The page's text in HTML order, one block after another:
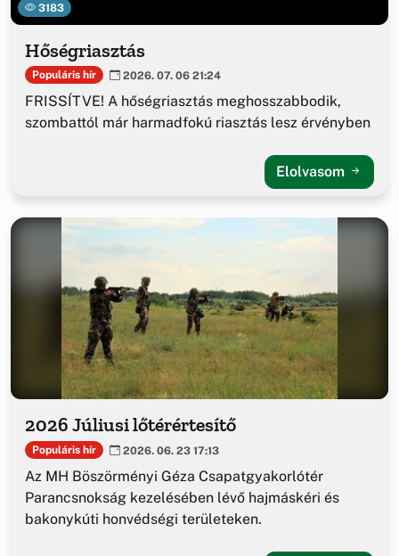
3183
Hőségriasztás
Populáris hír 2026. 07. 06 21:24
FRISSÍTVE! A hőségriasztás meghosszabbodik,
szombattól már harmadfokú riasztás lesz érvényben
Elolvasom
2026 Júliusi lőtérértesítő
Populáris hír 2026. 06. 23 17:13
Az MH Böszörményi Géza Csapatgyakorlótér
Parancsnokság kezelésében lévő hajmáskéri és
bakonykúti honvédségi területeken.